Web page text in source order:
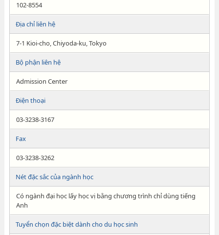
102-8554
Địa chỉ liên hệ
7-1 Kioi-cho, Chiyoda-ku, Tokyo
Bộ phận liên hệ
Admission Center
Điện thoại
03-3238-3167
Fax
03-3238-3262
Nét đặc sắc của ngành học
Có ngành đại học lấy học vị bằng chương trình chỉ dùng tiếng
Anh
Tuyển chọn đặc biệt dành cho du học sinh